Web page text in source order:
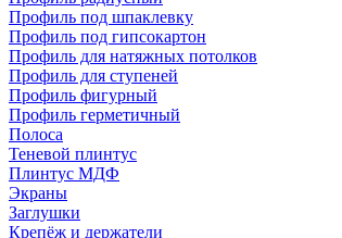
Профиль под шпаклевку
Профиль под гипсокартон
Профиль для натяжных потолков
Профиль для ступеней
Профиль фигурный
Профиль герметичный
Полоса
Теневой плинтус
Плинтус МДФ
Экраны
Заглушки
Крепёж и держатели